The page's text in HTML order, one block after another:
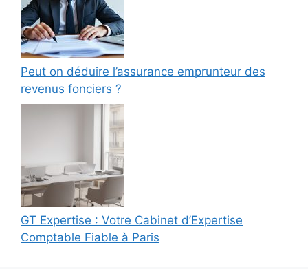
Peut on déduire l’assurance emprunteur des
revenus fonciers ?
GT Expertise : Votre Cabinet d’Expertise
Comptable Fiable à Paris